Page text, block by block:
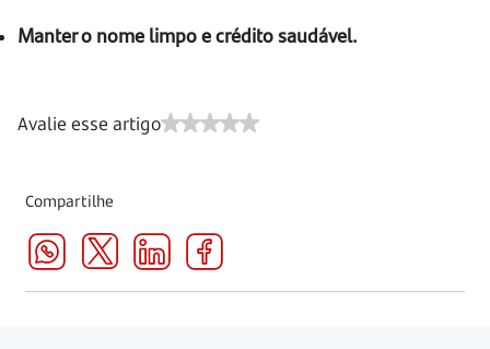
Manter o nome limpo e crédito saudável.
Avalie esse artigo
Compartilhe